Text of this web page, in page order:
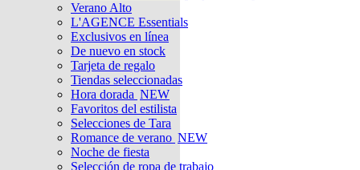
Verano Alto
L'AGENCE Essentials
Exclusivos en línea
De nuevo en stock
Tarjeta de regalo
Tiendas seleccionadas
Hora dorada NEW
Favoritos del estilista
Selecciones de Tara
Romance de verano NEW
Noche de fiesta
Selección de ropa de trabajo